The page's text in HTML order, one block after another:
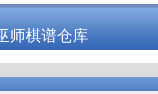
师棋谱仓库